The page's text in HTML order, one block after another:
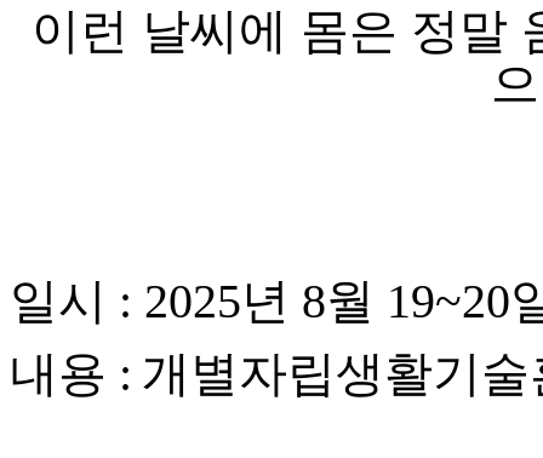
이런 날씨에 몸은 정말
일시 : 2025년 8월 19~20
내용 : 개별자립생활기